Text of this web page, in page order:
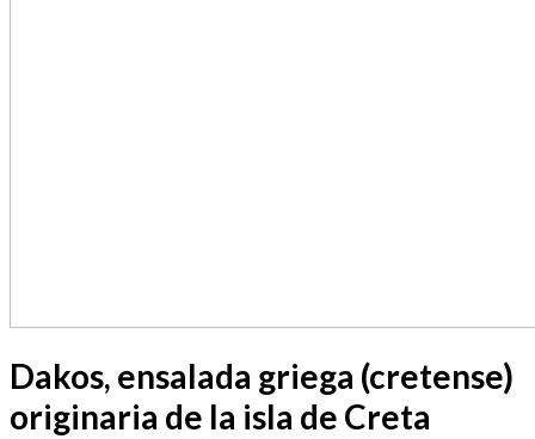
Dakos, ensalada griega (cretense)
originaria de la isla de Creta